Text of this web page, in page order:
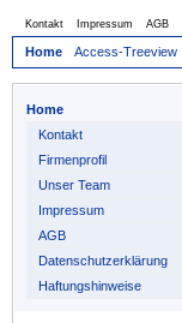
Kontakt Impressum AGB
Home Access-Treeview
Home
Kontakt
Firmenprofil
Unser Team
Impressum
AGB
Datenschutzerklärung
Haftungshinweise